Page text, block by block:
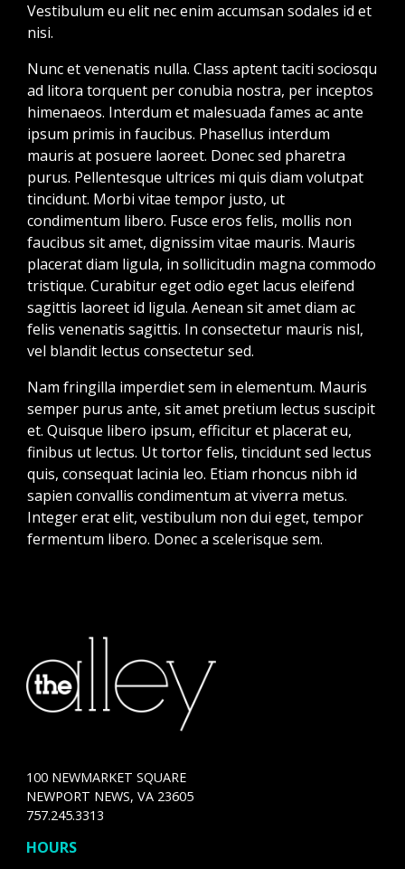
Vestibulum eu elit nec enim accumsan sodales id et
nisi.
Nunc et venenatis nulla. Class aptent taciti sociosqu
ad litora torquent per conubia nostra, per inceptos
himenaeos. Interdum et malesuada fames ac ante
ipsum primis in faucibus. Phasellus interdum
mauris at posuere laoreet. Donec sed pharetra
purus. Pellentesque ultrices mi quis diam volutpat
tincidunt. Morbi vitae tempor justo, ut
condimentum libero. Fusce eros felis, mollis non
faucibus sit amet, dignissim vitae mauris. Mauris
placerat diam ligula, in sollicitudin magna commodo
tristique. Curabitur eget odio eget lacus eleifend
sagittis laoreet id ligula. Aenean sit amet diam ac
felis venenatis sagittis. In consectetur mauris nisl,
vel blandit lectus consectetur sed.
Nam fringilla imperdiet sem in elementum. Mauris
semper purus ante, sit amet pretium lectus suscipit
et. Quisque libero ipsum, efficitur et placerat eu,
finibus ut lectus. Ut tortor felis, tincidunt sed lectus
quis, consequat lacinia leo. Etiam rhoncus nibh id
sapien convallis condimentum at viverra metus.
Integer erat elit, vestibulum non dui eget, tempor
fermentum libero. Donec a scelerisque sem.
100 NEWMARKET SQUARE
NEWPORT NEWS, VA 23605
757.245.3313
HOURS